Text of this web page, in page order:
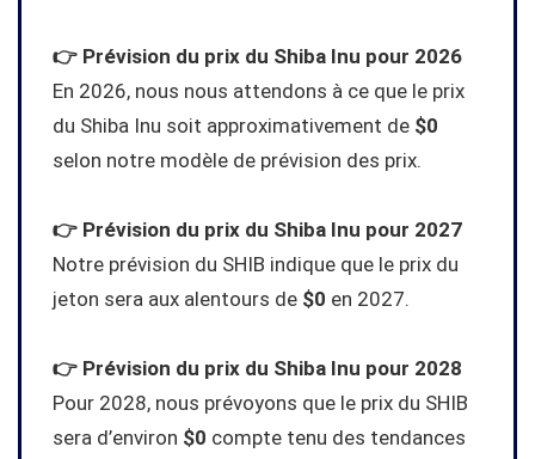
👉 Prévision du prix du Shiba Inu pour 2026
En 2026, nous nous attendons à ce que le prix
du Shiba Inu soit approximativement de $0
selon notre modèle de prévision des prix.
👉 Prévision du prix du Shiba Inu pour 2027
Notre prévision du SHIB indique que le prix du
jeton sera aux alentours de $0 en 2027.
👉 Prévision du prix du Shiba Inu pour 2028
Pour 2028, nous prévoyons que le prix du SHIB
sera d’environ $0 compte tenu des tendances